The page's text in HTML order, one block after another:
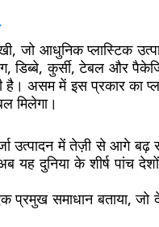
जो आधुनिक प्लास्टिक
डिब्बे, कुर्सी, टेबल और
है। असम में इस प्रकार का
मिलेगा।
उत्पादन में तेज़ी से आगे बढ़
यह दुनिया के शीर्ष पांच
प्रमुख समाधान बताया, जो